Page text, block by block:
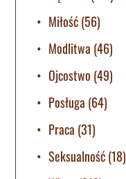
Miłość(56)
Modlitwa (46)
Ojcostwo (49)
Posługa (64)
Praca (31)
Seksualność(18)